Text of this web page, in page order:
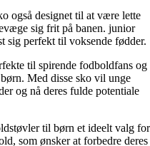
også designet til at være lette
sig frit på banen. junior
sig perfekt til voksende fødder.
til spirende fodboldfans og
Med disse sko vil unge
og nå deres fulde potentiale
til børn et ideelt valg for
som ønsker at forbedre deres